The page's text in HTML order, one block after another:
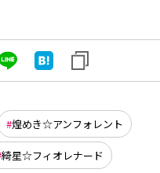
煌めき☆アンフォレント
綺星☆フィオレナード